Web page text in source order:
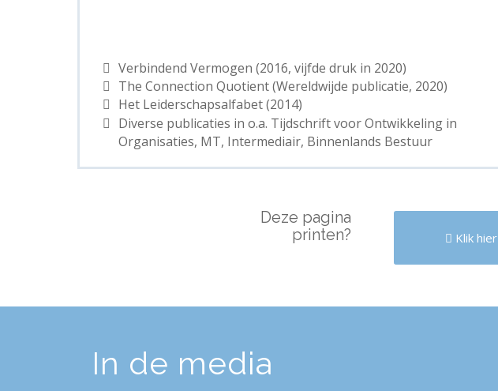
Verbindend Vermogen (2016, vijfde druk in 2020)
The Connection Quotient (Wereldwijde publicatie, 2020)
Het Leiderschapsalfabet (2014)
Diverse publicaties in o.a. Tijdschrift voor Ontwikkeling in
Organisaties, MT, Intermediair, Binnenlands Bestuur
Deze pagina
printen?
Klik hier
In de media